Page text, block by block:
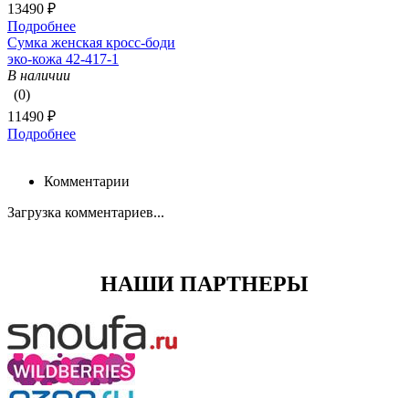
13490 ₽
Подробнее
Сумка женская кросс-боди
эко-кожа 42-417-1
В наличии
(0)
11490 ₽
Подробнее
Комментарии
Загрузка комментариев...
НАШИ ПАРТНЕРЫ